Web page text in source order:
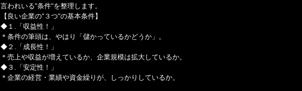
言われいる"条件"を整理します。
【良い企業の"３つ"の基本条件】
◆１.「収益性！」
＊条件の筆頭は、やはり「儲かっているかどうか」。
◆２.「成長性！」
＊売上や収益が増えているか、企業規模は拡大しているか。
◆３.「安定性！」
＊企業の経営・業績や資金繰りが、しっかりしているか。